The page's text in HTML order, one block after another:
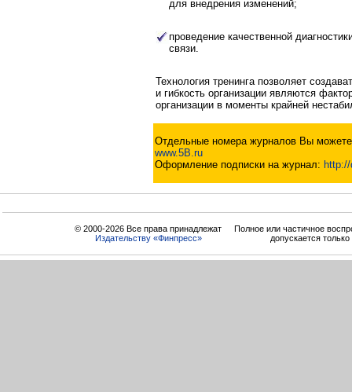
для внедрения изменений;
проведение качественной
связи.
Технология тренинга позволяет
и гибкость организации являются
организации в моменты крайней
Отдельные номера журналов Вы можете
www.5B.ru
Оформление подписки на журнал:
© 2000-2026 Все права принадлежат
Издательству «Финпресс»
Полное или частичное
допускается